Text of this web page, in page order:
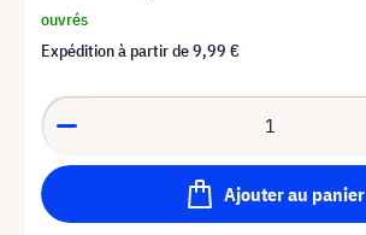
ouvrés
Expédition à partir de9,99 €
Ajouter au panier